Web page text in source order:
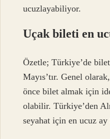
ucuzlayabiliyor.
Uçak bileti en
Özetle; Türkiye’de
Mayıs’tır. Genel
önce bilet almak için
olabilir. Türkiye’den
seyahat için en ucuz ay